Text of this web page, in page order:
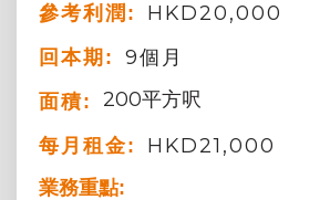
參考利潤: HKD20,000
回本期: 9個月
面積: 200平方呎
每月租金: HKD21,000
業務重點: